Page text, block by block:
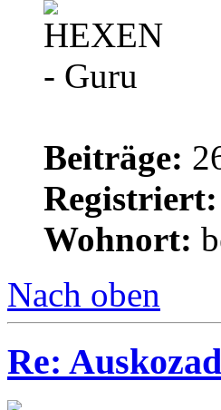
Beiträge:
Registriert:
Wohnort:
Nach oben
Re: